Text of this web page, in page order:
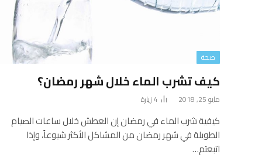
صحة
كيف تشرب الماء خلال شهر رمضان؟
مايو 25, 2018 4زيارة
كيفية شرب الماء في رمضان إن العطش خلال ساعات الصيام
الطويلة في شهر رمضان من المشاكل الأكثر شيوعاً، وإذا
اتبعتم…